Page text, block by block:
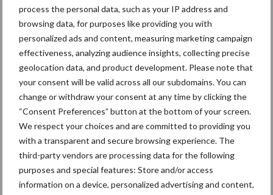
process the personal data, such as your IP address and
browsing data, for purposes like providing you with
personalized ads and content, measuring marketing campaign
effectiveness, analyzing audience insights, collecting precise
geolocation data, and product development. Please note that
your consent will be valid across all our subdomains. You can
change or withdraw your consent at any time by clicking the
“Consent Preferences” button at the bottom of your screen.
We respect your choices and are committed to providing you
with a transparent and secure browsing experience. The
third-party vendors are processing data for the following
purposes and special features: Store and/or access
information on a device, personalized advertising and content,
Arenstrippen krijgt navolging
Inmiddels huren ook Loonbedrijf Gebr. Timmers uit Schimmert en
Loonwerkbedrijf Cerfontaine uit Berg en Terblijt de arenstripper
in met het oog op hamsterbeheer bij klanten. Twee jaar geleden
is Hartmann zelf in België in opdracht van Regionaal Landschap
Haspengouw & Voeren als pilot begonnen met het strippen van
20 tot 25 hectare met het oog op de korenwolf. “Het principe
werkt mooi. Positief is ook dat onkruid het graan niet vervuild.
Daarom denk ik dat een arenstripper los van het hamsterbeheer